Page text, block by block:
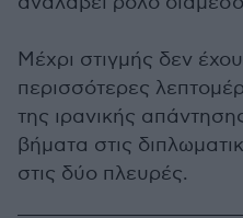
Μέχρι στιγμής δεν
περισσότερες
της ιρανικής
βήματα στις
στις δύο πλευρές.